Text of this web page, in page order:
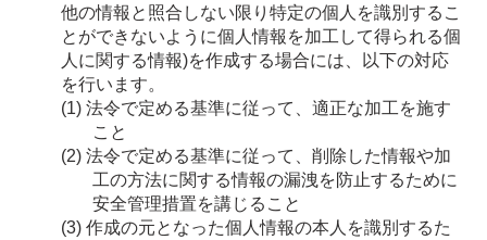
他の情報と照合しない限り特定の個人を識別するこ
とができないように個人情報を加工して得られる個
人に関する情報)を作成する場合には、以下の対応
を行います。
法令で定める基準に従って、適正な加工を施す
こと
法令で定める基準に従って、削除した情報や加
工の方法に関する情報の漏洩を防止するために
安全管理措置を講じること
作成の元となった個人情報の本人を識別するた